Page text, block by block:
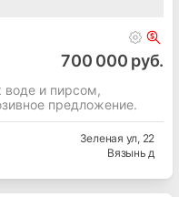
700 000 руб.
и пирсом,
предложение.
Зеленая ул, 22
Вязынь д